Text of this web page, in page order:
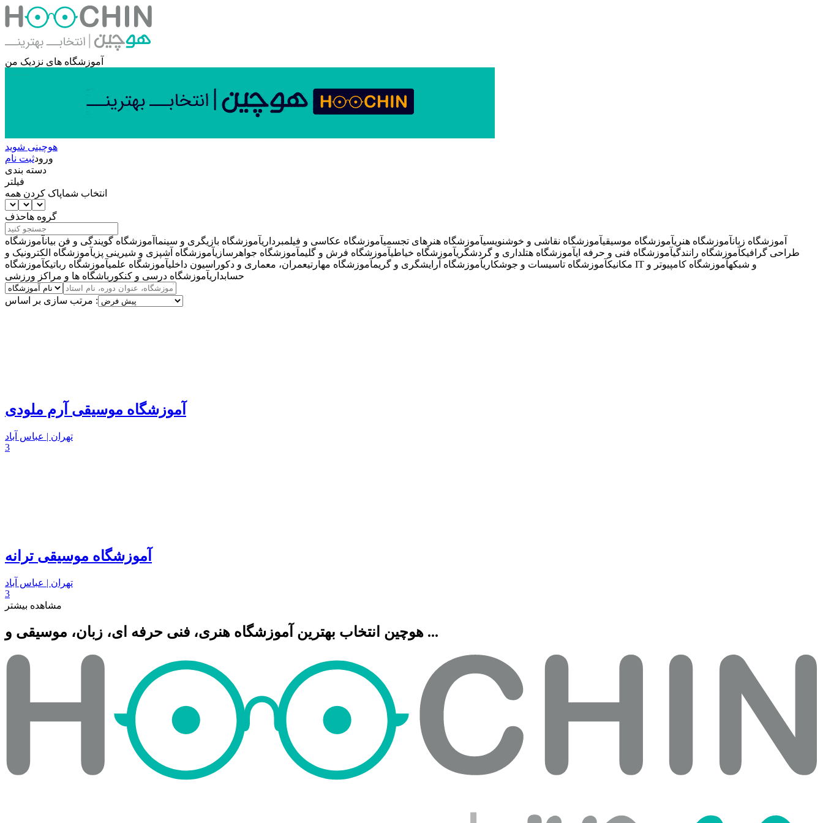
آموزشگاه های نزدیک من
هوچینی شوید
ورودثبت نام
دسته بندی
فیلتر
انتخاب شماپاک کردن همه
گروه هاحذف
آموزشگاه زبانآموزشگاه هنریآموزشگاه موسیقیآموزشگاه نقاشی و خوشنویسیآموزشگاه هنرهای تجسمیآموزشگاه عکاسی و فیلمبرداریآموزشگاه بازیگری و سینما آموزشگاه گویندگی و فن بیانآموزشگاه
طراحی گرافیکآموزشگاه رانندگیآموزشگاه فنی و حرفه ایآموزشگاه هتلداری و گردشگریآموزشگاه خیاطیآموزشگاه فرش و گلیمآموزشگاه جواهرسازیآموزشگاه آشپزی و شیرینی پزیآموزشگاه الکترونیک و
مکانیکآموزشگاه تاسیسات و جوشکاریآموزشگاه آرایشگری و گریمآموزشگاه مهارتیعمران، معماری و دکوراسیون داخلیآموزشگاه علمیآموزشگاه رباتیک آموزشگاه IT و شبکهآموزشگاه کامپیوتر و
حسابداریآموزشگاه درسی و کنکور باشگاه ها و مراکز ورزشی
مرتب سازی بر اساس :
آموزشگاه موسیقی آرم ملودی
تهران | عباس آباد
3
آموزشگاه موسیقی ترانه
تهران | عباس آباد
3
مشاهده بیشتر
هوچین انتخاب بهترین آموزشگاه هنری، فنی حرفه ای، زبان، موسیقی و ...